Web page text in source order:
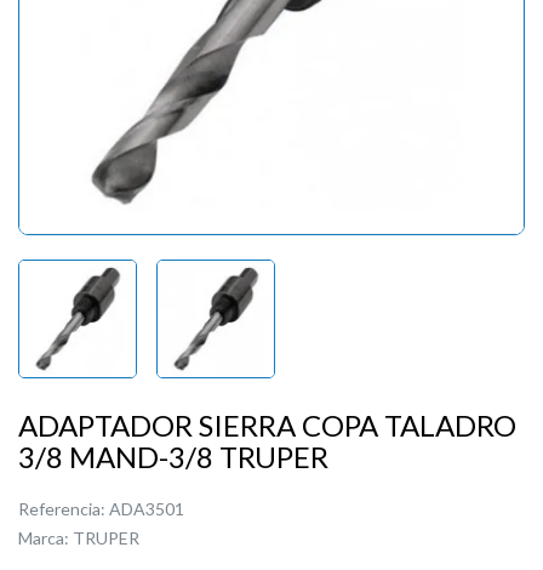
ADAPTADOR SIERRA COPA TALADRO
3/8 MAND-3/8 TRUPER
Referencia: ADA3501
Marca: TRUPER